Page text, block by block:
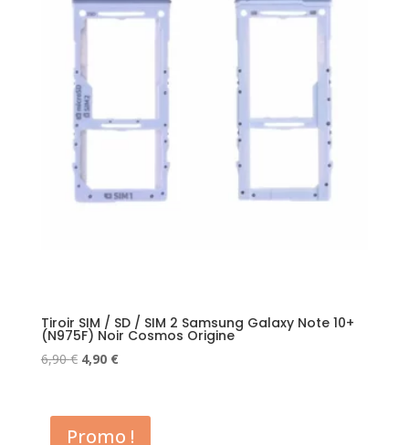
Tiroir SIM / SD / SIM 2 Samsung Galaxy Note 10+
(N975F) Noir Cosmos Origine
6,90€ Le
était :
6,90 €.
4,90 €Le
est :
4,90 €.
Promo !